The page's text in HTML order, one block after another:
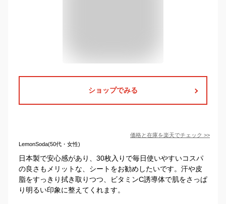
ショップでみる
価格と在庫を楽天でチェック >>
LemonSoda(50代・女性)
日本製で安心感があり、30枚入りで毎日使いやすいコスパ
の良さもメリットな、シートをお勧めしたいです。汗や皮
脂をすっきり拭き取りつつ、ビタミンC誘導体で肌をさっぱ
り明るい印象に整えてくれます。